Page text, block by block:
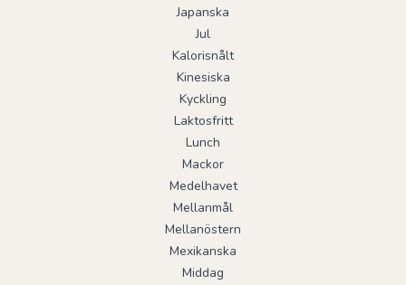
Japanska
Jul
Kalorisnålt
Kinesiska
Kyckling
Laktosfritt
Lunch
Mackor
Medelhavet
Mellanmål
Mellanöstern
Mexikanska
Middag